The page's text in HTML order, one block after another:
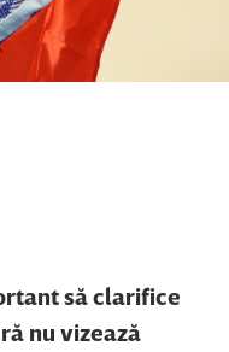
să clarifice
nu vizează